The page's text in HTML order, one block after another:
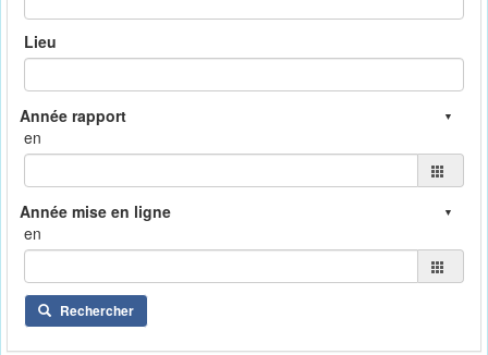
Lieu
en
en
Rechercher